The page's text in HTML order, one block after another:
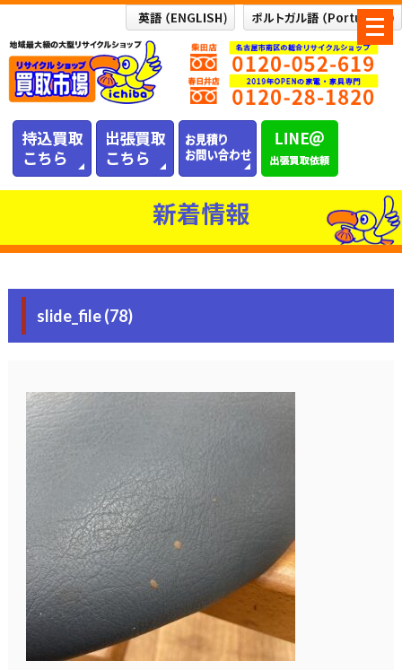
メ
ニ
ュ
ー
新着情報
slide_file (78)